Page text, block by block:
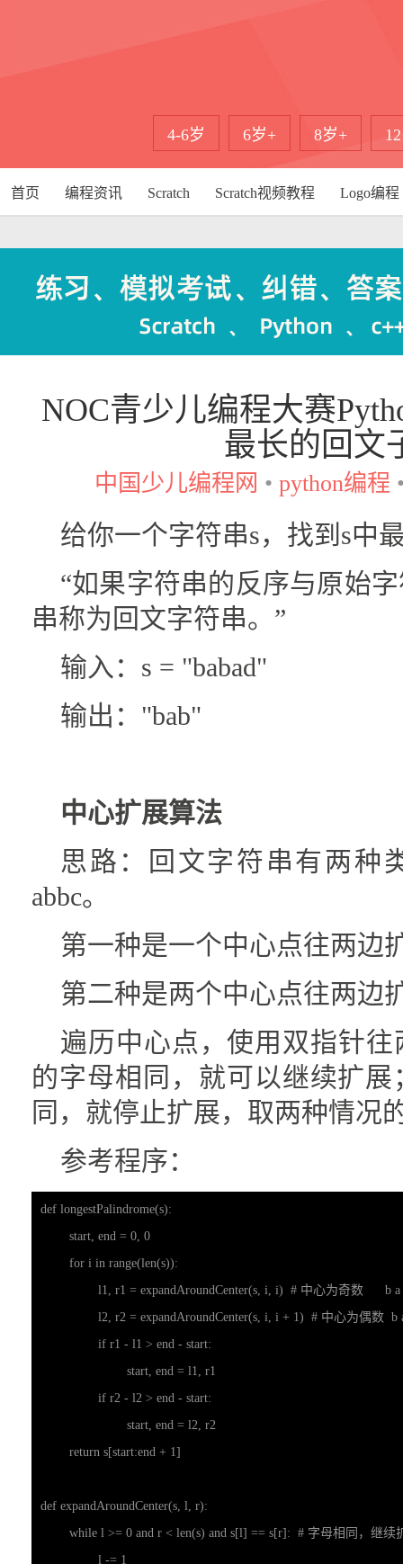
4-6岁 6岁+ 8岁+
首页 编程资讯 Scratch Scratch视频教程 Logo编程
NOC青少儿编程大赛
最长的回文
中国少儿编程网 • python编程
给你一个字符串s，找到s中
“如果字符串的反序与原始
串称为回文字符串。”
输入：s = "babad"
输出："bab"
中心扩展算法
思路：回文字符串有两种
abbc。
第一种是一个中心点往两边
第二种是两个中心点往两边
遍历中心点，使用双指针
的字母相同，就可以继续扩
同，就停止扩展，取两种情况
参考程序：
def longestPalindrome(s):
def expandAroundCenter(s, l, r):